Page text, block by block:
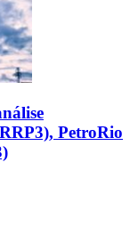
PetroRio